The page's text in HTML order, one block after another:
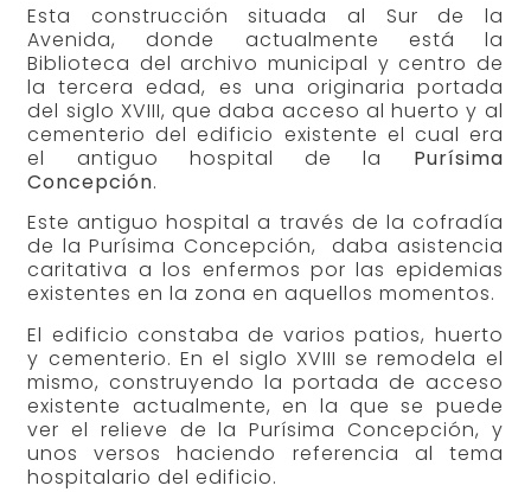
Esta construcción situada al Sur de la
Avenida, donde actualmente está la
Biblioteca del archivo municipal y centro de
la tercera edad, es una originaria portada
del siglo XVIII, que daba acceso al huerto y al
cementerio del edificio existente el cual era
el antiguo hospital de la Purísima
Concepción.
Este antiguo hospital a través de la cofradía
de la Purísima Concepción, daba asistencia
caritativa a los enfermos por las epidemias
existentes en la zona en aquellos momentos.
El edificio constaba de varios patios, huerto
y cementerio. En el siglo XVIII se remodela el
mismo, construyendo la portada de acceso
existente actualmente, en la que se puede
ver el relieve de la Purísima Concepción, y
unos versos haciendo referencia al tema
hospitalario del edificio.